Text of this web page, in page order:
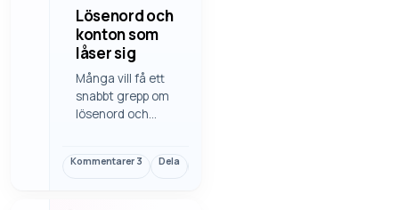
Lösenord och
konton som
låser sig
Många vill få ett
snabbt grepp om
lösenord och
enklare att
Kommentarer 3 Dela